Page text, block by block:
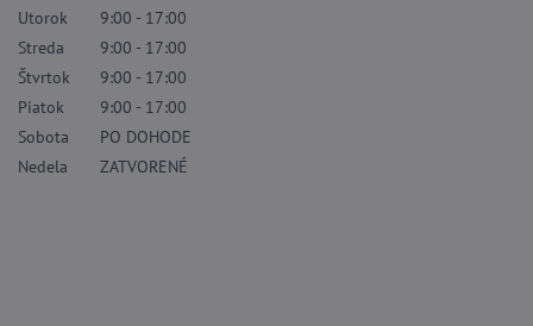
Utorok
9:00 - 17:00
Streda
9:00 - 17:00
Štvrtok
9:00 - 17:00
Piatok
9:00 - 17:00
Sobota
PO DOHODE
Nedela
ZATVORENÉ